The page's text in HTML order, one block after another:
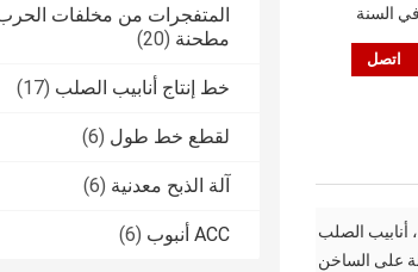
المتفجرات من مخلفات
مطحنة (20)
خط إنتاج أنابيب الصلب (17)
لقطع خط طول (6)
آلة الذبح معدنية (6)
ACC أنبوب (6)
اتصل
أنابيب الصلب
على الساخن